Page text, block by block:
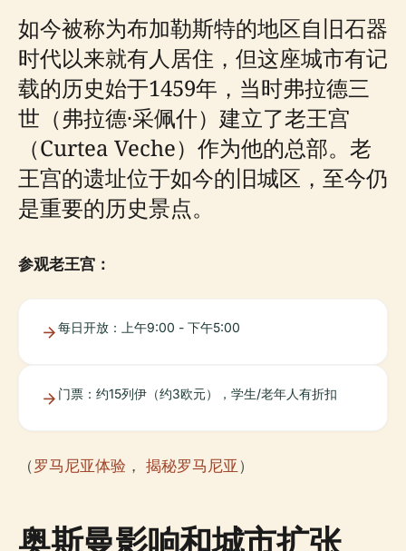
如今被称为布加勒斯特的地区自旧石器
时代以来就有人居住，但这座城市有记
载的历史始于1459年，当时弗拉德三
世（弗拉德·采佩什）建立了老王宫
（Curtea Veche）作为他的总部。老
王宫的遗址位于如今的旧城区，至今仍
是重要的历史景点。
参观老王宫：
每日开放：上午9:00 - 下午5:00
门票：约15列伊（约3欧元），学生/老年人有折扣
（罗马尼亚体验 ， 揭秘罗马尼亚 ）
奥斯曼影响和城市扩张